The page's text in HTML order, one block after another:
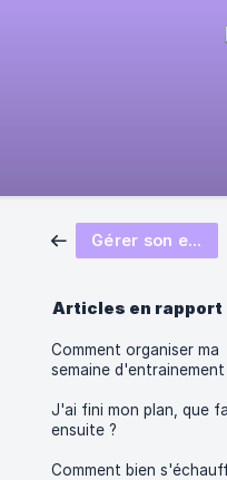
Gérer son entrainement
Articles en rapport
Comment organiser ma
semaine d'entrainement
J'ai fini mon plan, que
ensuite ?
Comment bien